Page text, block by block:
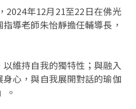
2024年12月21至22日在佛光
導老師朱怡靜擔任輔導長，
維持自我的獨特性；與融入
心，與自我展開對話的瑜伽
。